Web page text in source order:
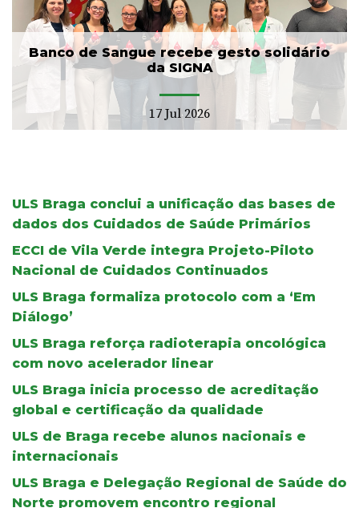
Banco de Sangue recebe gesto solidário
da SIGNA
17 Jul 2026
ULS Braga conclui a unificação das bases de
dados dos Cuidados de Saúde Primários
ECCI de Vila Verde integra Projeto-Piloto
Nacional de Cuidados Continuados
ULS Braga formaliza protocolo com a ‘Em
Diálogo’
ULS Braga reforça radioterapia oncológica
com novo acelerador linear
ULS Braga inicia processo de acreditação
global e certificação da qualidade
ULS de Braga recebe alunos nacionais e
internacionais
ULS Braga e Delegação Regional de Saúde do
Norte promovem encontro regional